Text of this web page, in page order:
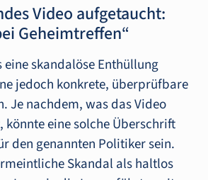
Video aufgetaucht:
Geheimtreffen“
skandalöse Enthüllung
jedoch konkrete, überprüfbare
Je nachdem, was das Video
eine solche Überschrift
den genannten Politiker sein.
Skandal als haltlos